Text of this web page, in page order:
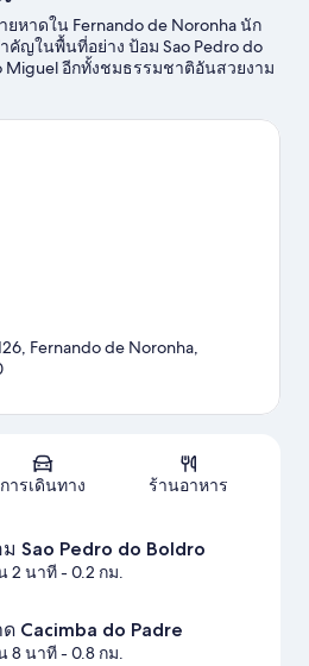
หาดใน Fernando de Noronha นัก
คัญในพื้นที่อย่าง ป้อม Sao Pedro do
Miguel อีกทั้งชมธรรมชาติอันสวยงาม
ด Bode นี่คือโอกาสให้คุณสนุกเร้าใจ
Fernando de Noronha,
การเดินทาง ร้านอาหาร
Sao Pedro do Boldro
2 นาที- 0.2 กม.
Cacimba do Padre
8 นาที- 0.8 กม.